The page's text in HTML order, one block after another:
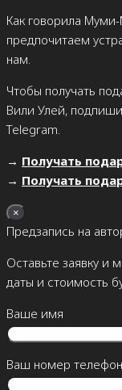
Как говорила
предпочитаем
нам.
Чтобы получать
Вили Улей,
Telegram.
→ Получать
→ Получать
×
Предзапись на
Оставьте заявку
даты и стоимость
Ваше имя
Ваш номер